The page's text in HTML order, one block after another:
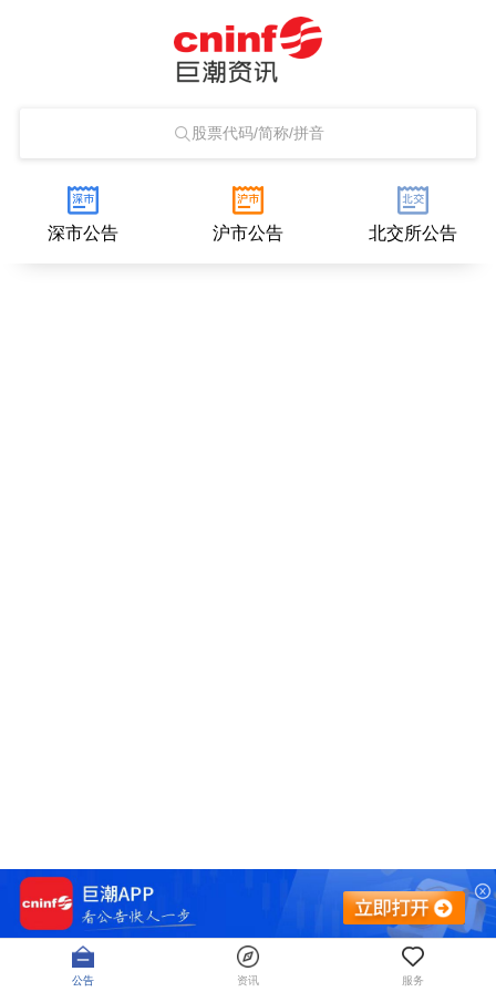
股票代码/简称/拼音
深市公告 沪市公告 北交所公告
公告 资讯 服务